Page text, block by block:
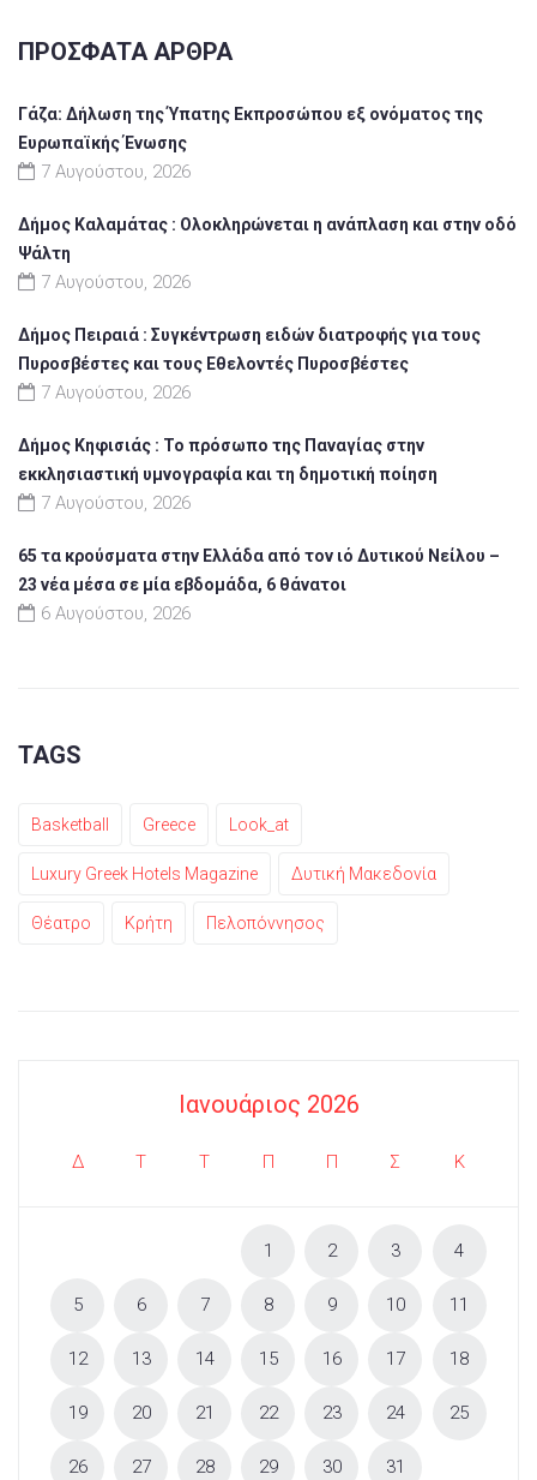
ΠΡΌΣΦΑΤΑ ΆΡΘΡΑ
Γάζα: Δήλωση της Ύπατης Εκπροσώπου εξ ονόματος της
Ευρωπαϊκής Ένωσης
7 Αυγούστου, 2026
Δήμος Καλαμάτας : Ολοκληρώνεται η ανάπλαση και στην οδό
Ψάλτη
7 Αυγούστου, 2026
Δήμος Πειραιά : Συγκέντρωση ειδών διατροφής για τους
Πυροσβέστες και τους Εθελοντές Πυροσβέστες
7 Αυγούστου, 2026
Δήμος Κηφισιάς : Το πρόσωπο της Παναγίας στην
εκκλησιαστική υμνογραφία και τη δημοτική ποίηση
7 Αυγούστου, 2026
65 τα κρούσματα στην Ελλάδα από τον ιό Δυτικού Νείλου –
23 νέα μέσα σε μία εβδομάδα, 6 θάνατοι
6 Αυγούστου, 2026
TAGS
Basketball Greece Look_at
Luxury Greek Hotels Magazine Δυτική Μακεδονία
Θέατρο Κρήτη Πελοπόννησος
Ιανουάριος 2026
Δ Τ Τ Π Π Σ Κ
1 2 3 4
5 6 7 8 9 10 11
12 13 14 15 16 17 18
19 20 21 22 23 24 25
26 27 28 29 30 31